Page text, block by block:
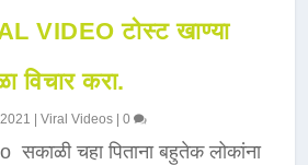
VIDEO टोस्ट खाण्या
विचार करा.
|Viral Videos |0
चहा पिताना बहुतेक लोकांना